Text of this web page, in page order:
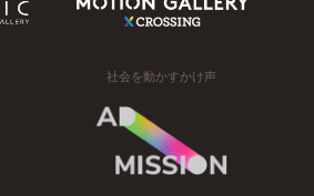
社会を動かすかけ声